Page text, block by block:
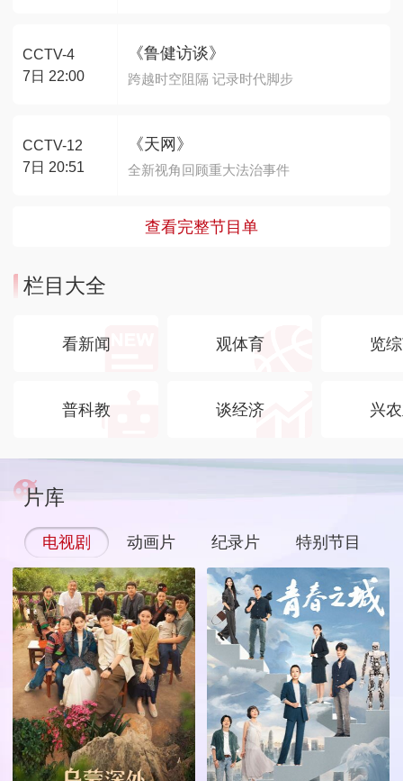
CCTV-4
7日 22:00
《鲁健访谈》
跨越时空阻隔 记录时代脚步
CCTV-12
7日 20:51
《天网》
全新视角回顾重大法治事件
查看完整节目单
栏目大全
看新闻 观体育 览
普科教 谈经济 兴
片库
电视剧 动画片 纪录片 特别节目